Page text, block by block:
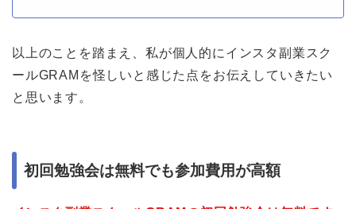
以上のことを踏まえ、私が個人的にインスタ副業スク
ールGRAMを怪しいと感じた点をお伝えしていきたい
と思います。
初回勉強会は無料でも参加費用が高額